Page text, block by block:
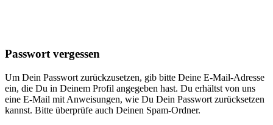
Passwort vergessen
Um Dein Passwort zurückzusetzen, gib bitte Deine E-Mail-Adresse
ein, die Du in Deinem Profil angegeben hast. Du erhältst von uns
eine E-Mail mit Anweisungen, wie Du Dein Passwort zurücksetzen
kannst. Bitte überprüfe auch Deinen Spam-Ordner.